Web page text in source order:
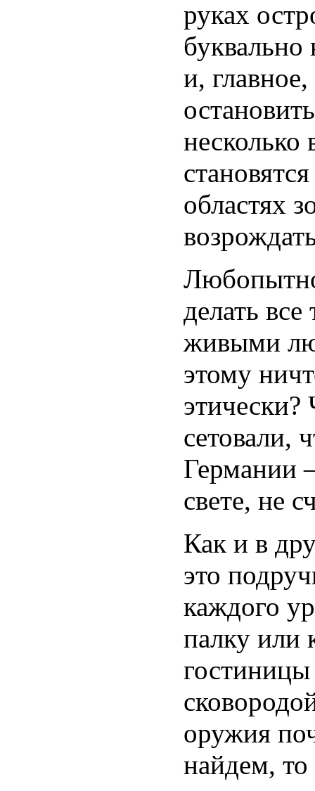
руках
буквально
и,
областях
делать
живыми
этому
сетовали,
Германии
свете, не
Как и в
это
каждого
палку или
оружия
найдем, то